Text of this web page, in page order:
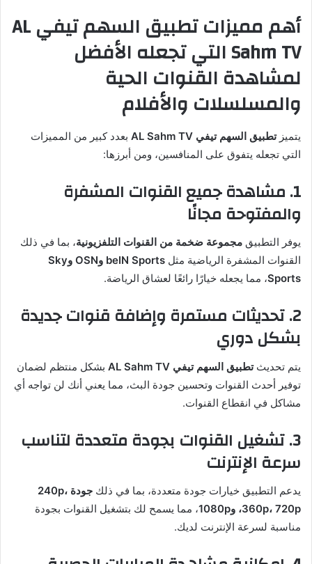
أهم مميزات تطبيق السهم تيفي AL
Sahm TV التي تجعله الأفضل
لمشاهدة القنوات الحية
والمسلسلات والأفلام
يتميزتطبيق السهم تيفي AL Sahm TV
بعدد كبير من المميزات
التي تجعله يتفوق على المنافسين، ومن أبرزها:
1. مشاهدة جميع القنوات المشفرة
والمفتوحة مجانًا
يوفر التطبيق مجموعة ضخمة من القنوات التلفزيونية، بما في ذلك
القنوات المشفرة الرياضية مثل
beIN Sports وOSN وSky
Sports، مما يجعله خيارًا رائعًا لعشاق الرياضة.
2. تحديثات مستمرة وإضافة قنوات جديدة
بشكل دوري
يتم تحديثتطبيق السهم تيفي AL Sahm TV
بشكل منتظم لضمان
توفير أحدث القنوات وتحسين جودة البث، مما يعني أنك لن تواجه أي
مشاكل في انقطاع القنوات.
3. تشغيل القنوات بجودة متعددة لتناسب
سرعة الإنترنت
يدعم التطبيق خيارات جودة متعددة، بما في ذلك
جودة 240p،
360p، 720p، و1080p
، مما يسمح لك بتشغيل القنوات بجودة
مناسبة لسرعة الإنترنت لديك.